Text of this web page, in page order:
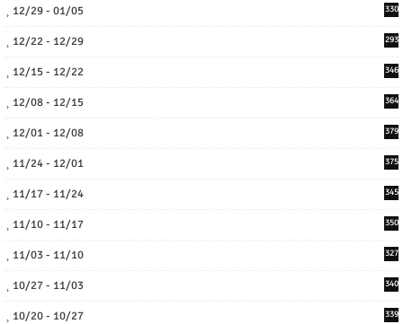
12/29 - 01/05 330
12/22 - 12/29 293
12/15 - 12/22 346
12/08 - 12/15 364
12/01 - 12/08 379
11/24 - 12/01 375
11/17 - 11/24 345
11/10 - 11/17 350
11/03 - 11/10 327
10/27 - 11/03 340
10/20 - 10/27 339